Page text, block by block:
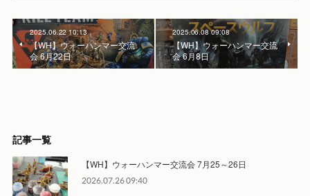
2025.06.22 10:13
【WH】ウォーハンマー交流
会 6月22日
2025.06.08 09:08
【WH】ウォーハンマー交流
会 6月8日
記事一覧
【WH】ウォーハンマー交流会 7月25～26日
2026.07.26 09:40